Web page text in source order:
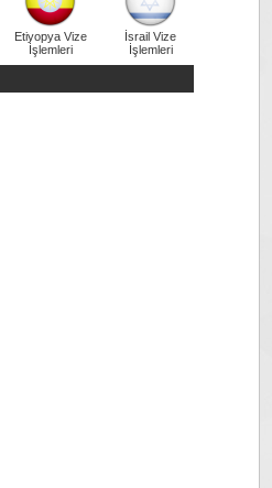
Etiyopya Vize
İşlemleri
İsrail Vize
İşlemleri